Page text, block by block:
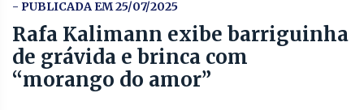
- PUBLICADA EM 25/07/2025
Rafa Kalimann exibe barriguinha
de grávida e brinca com
“morango do amor”